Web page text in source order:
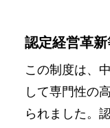
認定経営革
この制度は、
して専門性の
られました。